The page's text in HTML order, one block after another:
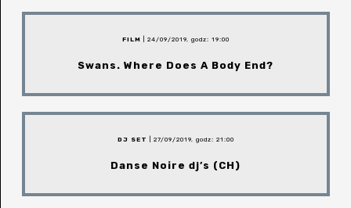
FILM | 24/09/2019, godz: 19:00
Swans. Where Does A Body End?
DJ SET | 27/09/2019, godz: 21:00
Danse Noire dj’s (CH)